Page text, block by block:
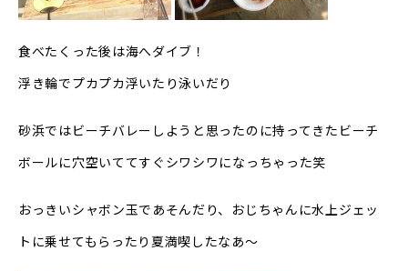
食べたくった後は海へダイブ！
浮き輪でプカプカ浮いたり泳いだり
砂浜ではビーチバレーしようと思ったのに持ってきたビーチ
ボールに穴空いててすぐシワシワになっちゃった笑
おっきいシャボン玉であそんだり、おじちゃんに水上ジェッ
トに乗せてもらったり夏満喫したなあ〜